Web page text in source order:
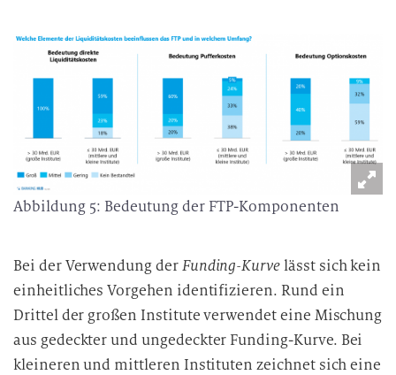
Abbildung 5: Bedeutung der FTP-Komponenten
Bei der Verwendung derFunding-Kurvelässt sich kein
einheitliches Vorgehen identifizieren. Rund ein
Drittel der großen Institute verwendet eine Mischung
aus gedeckter und ungedeckter Funding-Kurve. Bei
kleineren und mittleren Instituten zeichnet sich eine